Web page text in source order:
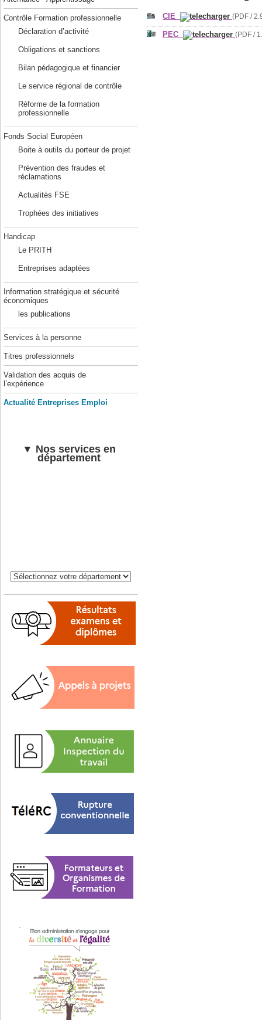
Contrôle Formation professionnelle
Déclaration d’activité
Obligations et sanctions
Bilan pédagogique et financier
Le service régional de contrôle
Réforme de la formation
professionnelle
Fonds Social Européen
Boite à outils du porteur de projet
Prévention des fraudes et
réclamations
Actualités FSE
Trophées des initiatives
Handicap
Le PRITH
Entreprises adaptées
Information stratégique et sécurité
économiques
les publications
Services à la personne
Titres professionnels
Validation des acquis de
l’expérience
Actualité Entreprises Emploi
▼ Nos services en
département
CIE (PDF /
PEC (PDF /